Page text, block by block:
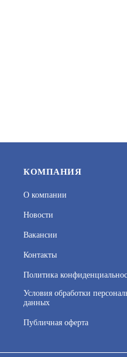
На нашем сайте
NS-SW-24G4G-PL
54 130
КОМПАНИЯ
О компании
Новости
Вакансии
Контакты
Политика
Условия обработки
данных
Публичная оферта